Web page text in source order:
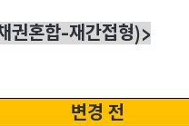
권혼합-재간접형)>
변경 전